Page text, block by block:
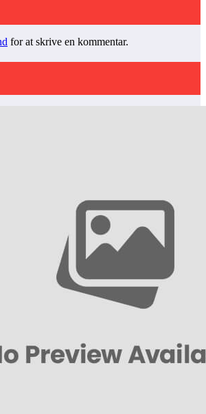
for at skrive en kommentar.